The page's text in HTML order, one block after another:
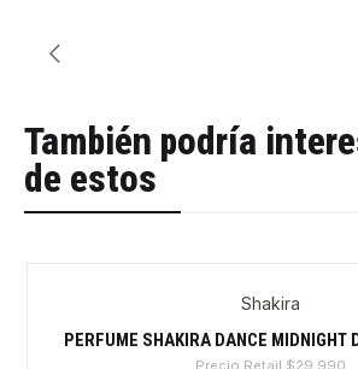
También podría
de estos
Shakira
PERFUME SHAKIRA DANCE MIDNIGHT
Precio Retail $29.990